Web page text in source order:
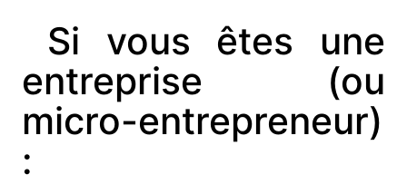
Si vous êtes une
entreprise (ou
micro-entrepreneur)
: